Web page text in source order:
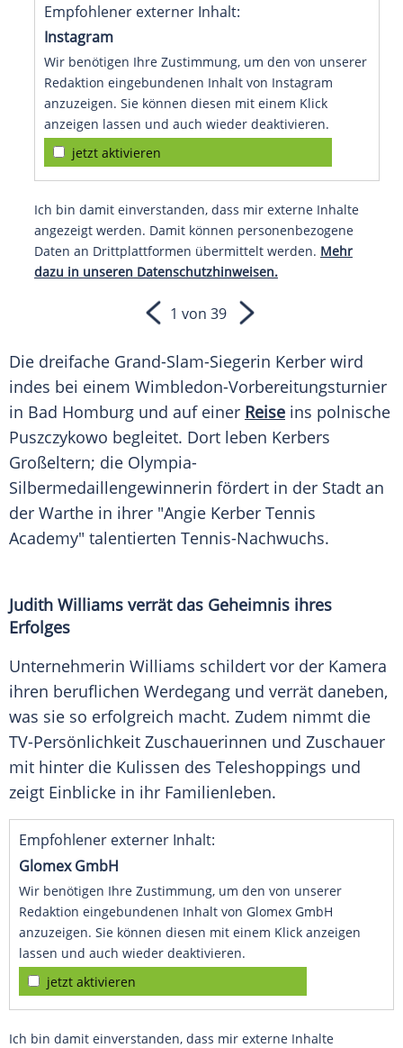
Empfohlener externer Inhalt:
Instagram
Wir benötigen Ihre Zustimmung, um den von unserer
Redaktion eingebundenen Inhalt von Instagram
anzuzeigen. Sie können diesen mit einem Klick
anzeigen lassen und auch wieder deaktivieren.
jetzt aktivieren
Ich bin damit einverstanden, dass mir externe Inhalte
angezeigt werden. Damit können personenbezogene
Daten an Drittplattformen übermittelt werden. Mehr
dazu in unseren Datenschutzhinweisen.
1 von 39
Die dreifache Grand-Slam-Siegerin Kerber wird
indes bei einem Wimbledon-Vorbereitungsturnier
in Bad Homburg und auf einer Reise ins polnische
Puszczykowo begleitet. Dort leben Kerbers
Großeltern; die Olympia-
Silbermedaillengewinnerin fördert in der Stadt an
der Warthe in ihrer "Angie Kerber Tennis
Academy" talentierten Tennis-Nachwuchs.
Judith Williams verrätdas Geheimnis ihres
Erfolges
Unternehmerin Williams schildert vor der Kamera
ihren beruflichen Werdegang und verrät daneben,
was sie so erfolgreich macht. Zudem nimmt die
TV-Persönlichkeit Zuschauerinnen und Zuschauer
mit hinter die Kulissen des Teleshoppings und
zeigt Einblicke in ihr Familienleben.
Empfohlener externer Inhalt:
Glomex GmbH
Wir benötigen Ihre Zustimmung, um den von unserer
Redaktion eingebundenen Inhalt von Glomex GmbH
anzuzeigen. Sie können diesen mit einem Klick anzeigen
lassen und auch wieder deaktivieren.
jetzt aktivieren
Ich bin damit einverstanden, dass mir externe Inhalte